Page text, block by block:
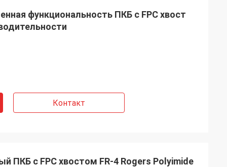
функциональность ПКБ с FPC хвост
Контакт
ПКБ с FPC хвостом FR-4 Rogers Polyimide